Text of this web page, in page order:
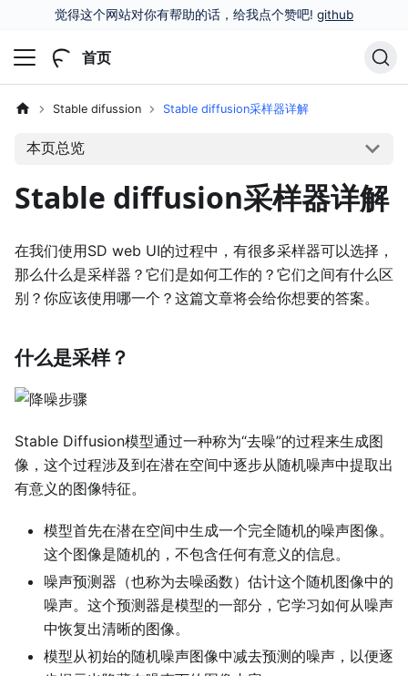
觉得这个网站对你有帮助的话，给我点个赞吧! github
首页
Stable difussion Stable diffusion采样器详解
本页总览
Stable diffusion采样器详解
在我们使用SD web UI的过程中，有很多采样器可以选择，
那么什么是采样器？它们是如何工作的？它们之间有什么区
别？你应该使用哪一个？这篇文章将会给你想要的答案。
什么是采样？
Stable Diffusion模型通过一种称为“去噪”的过程来生成图
像，这个过程涉及到在潜在空间中逐步从随机噪声中提取出
有意义的图像特征。
模型首先在潜在空间中生成一个完全随机的噪声图像。
这个图像是随机的，不包含任何有意义的信息。
噪声预测器（也称为去噪函数）估计这个随机图像中的
噪声。这个预测器是模型的一部分，它学习如何从噪声
中恢复出清晰的图像。
模型从初始的随机噪声图像中减去预测的噪声，以便逐